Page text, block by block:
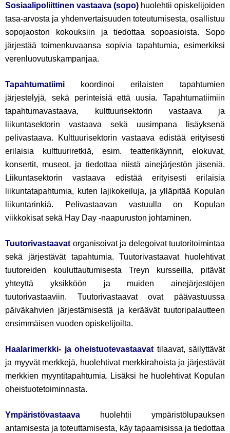
Sosiaalipoliittinen vastaava (sopo) huolehtii opiskelijoiden
tasa-arvosta ja yhdenvertaisuuden toteutumisesta, osallistuu
sopojaoston kokouksiin ja tiedottaa sopoasioista. Sopo
järjestää toimenkuvaansa sopivia tapahtumia, esimerkiksi
verenluovutuskampanjaa.
Tapahtumatiimi koordinoi erilaisten tapahtumien
järjestelyjä, sekä perinteisiä että uusia. Tapahtumatiimiin
tapahtumavastaava, kulttuurisektorin vastaava ja
liikuntasektorin vastaava sekä uusimpana lisäyksenä
pelivastaava. Kulttuurisektorin vastaava edistää erityisesti
erilaisia kulttuuriretkiä, esim. teatterikäynnit, elokuvat,
konsertit, museot, ja tiedottaa niistä ainejärjestön jäseniä.
Liikuntasektorin vastaava edistää erityisesti erilaisia
liikuntatapahtumia, kuten lajikokeiluja, ja ylläpitää Kopulan
liikuntarinkiä. Pelivastaavan vastuulla on Kopulan
viikkokisat sekä Hay Day -naapuruston johtaminen.
Tuutorivastaavat organisoivat ja delegoivat tuutoritoimintaa
sekä järjestävät tapahtumia. Tuutorivastaavat huolehtivat
tuutoreiden kouluttautumisesta Treyn kursseilla, pitävät
yhteyttä yksikköön ja muiden ainejärjestöjen
tuutorivastaaviin. Tuutorivastaavat ovat päävastuussa
päiväkahvien järjestämisestä ja keräävät tuutoripalautteen
ensimmäisen vuoden opiskelijoilta.
Haalarimerkki- ja oheistuotevastaavat tilaavat, säilyttävät
ja myyvät merkkejä, huolehtivat merkkirahoista ja järjestävät
merkkien myyntitapahtumia. Lisäksi he huolehtivat Kopulan
oheistuotetoiminnasta.
Ympäristövastaava huolehtii ympäristölupauksen
antamisesta ja toteuttamisesta, käy tapaamisissa ja tiedottaa